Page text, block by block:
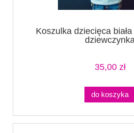
Koszulka dziecięca
35,00 zł
do koszyka